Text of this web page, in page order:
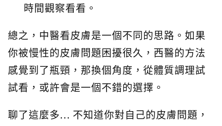
時間觀察看看。
總之，中醫看皮膚是一個不同的思路。如果
你被慢性的皮膚問題困擾很久，西醫的方法
感覺到了瓶頸，那換個角度，從體質調理試
試看，或許會是一個不錯的選擇。
聊了這麼多... 不知道你對自己的皮膚問題，